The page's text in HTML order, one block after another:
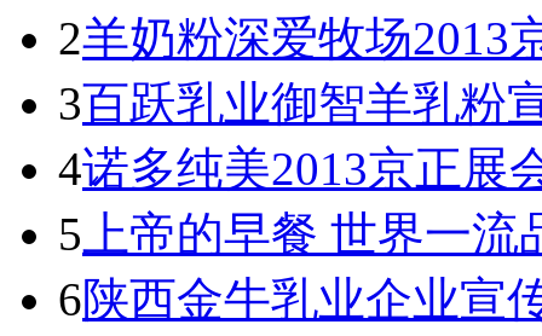
2羊奶粉深爱牧场2013
3百跃乳业御智羊乳粉
4诺多纯美2013京正展
5 上帝的早餐 世界一
6陕西金牛乳业企业宣